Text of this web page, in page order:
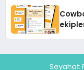
Seyahat